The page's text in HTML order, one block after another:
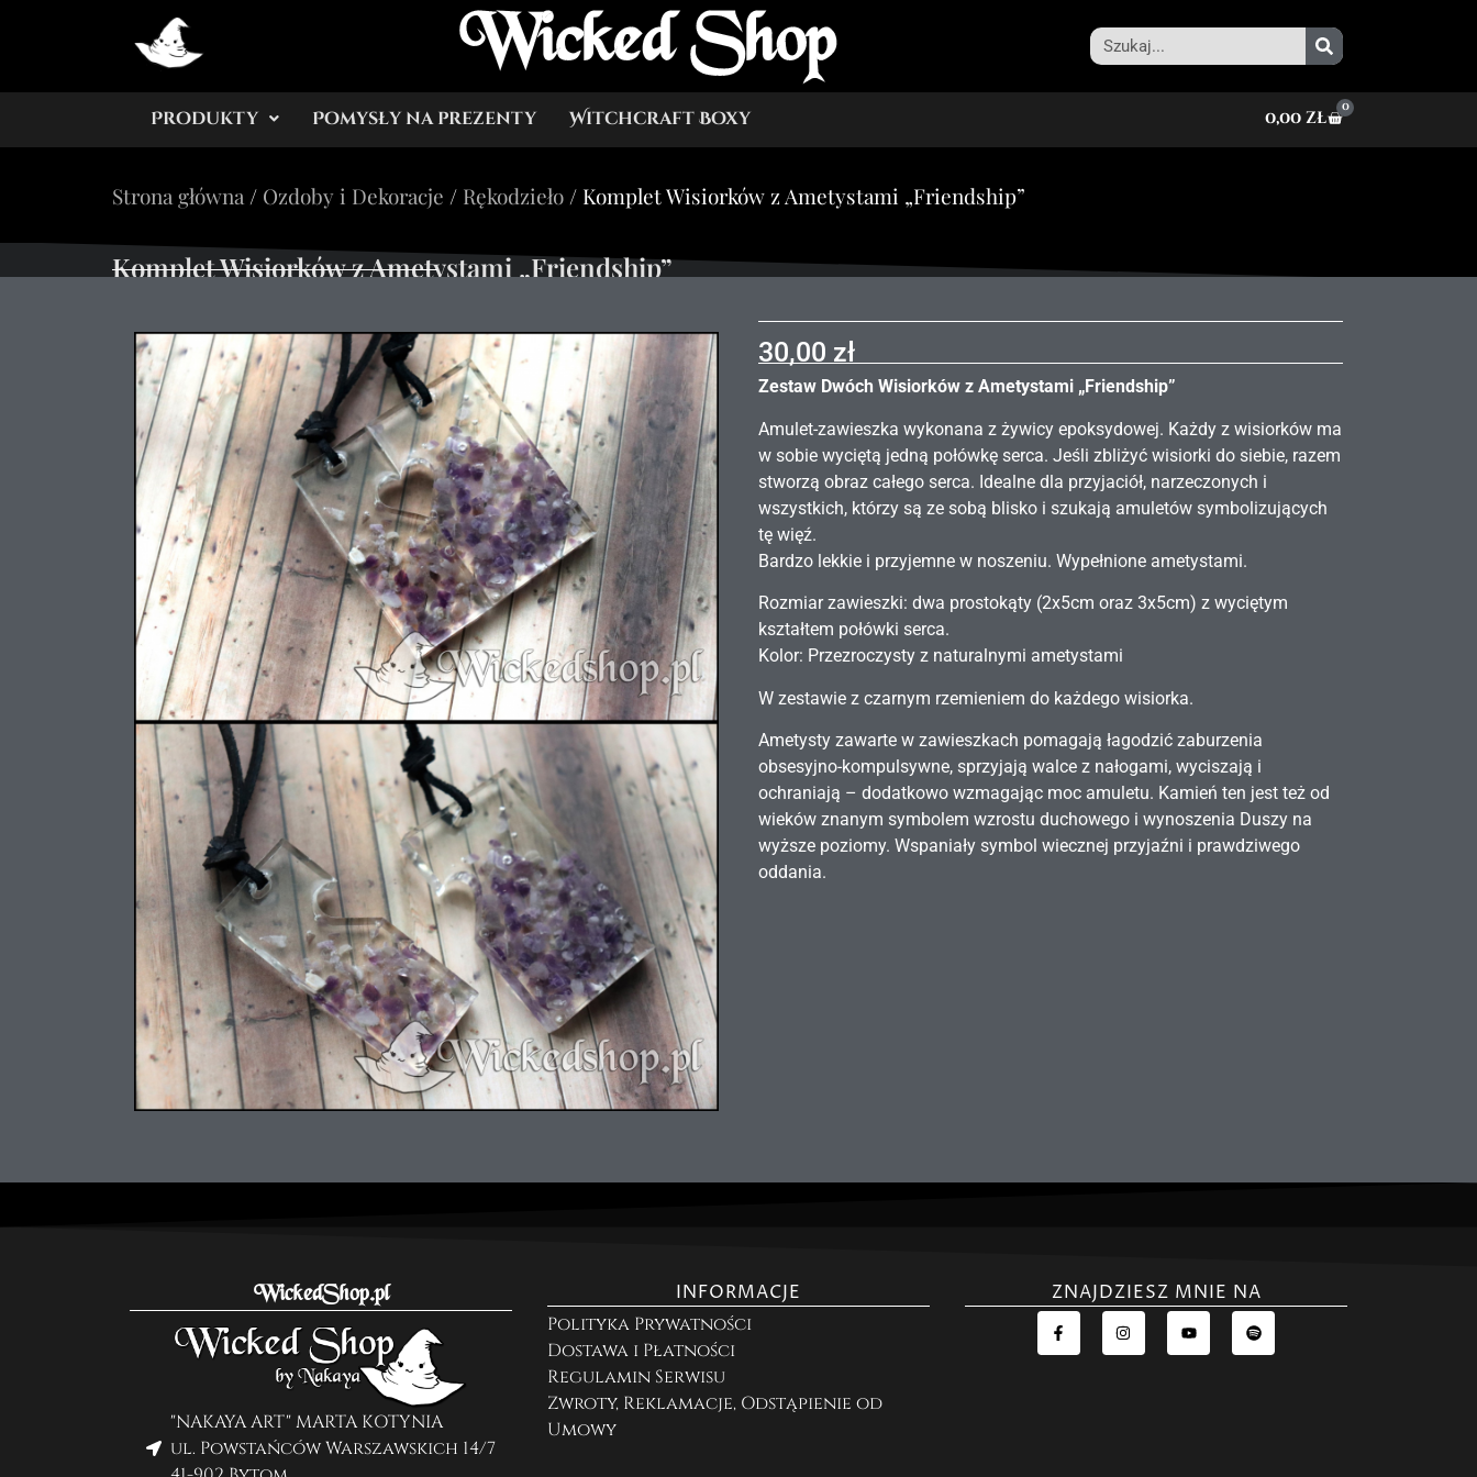
Wicked Shop
Produkty Pomysły na prezenty Witchcraft Boxy 0,00zł 0
Strona główna / Ozdoby i Dekoracje / Rękodzieło / Komplet Wisiorków z Ametystami „Friendship”
Komplet Wisiorków z Ametystami „Friendship”
30,00 zł
Zestaw Dwóch Wisiorków z Ametystami „Friendship”
Amulet-zawieszka wykonana z żywicy epoksydowej. Każdy z wisiorków ma
w sobie wyciętą jedną połówkę serca. Jeśli zbliżyć wisiorki do siebie, razem
stworzą obraz całego serca. Idealne dla przyjaciół, narzeczonych i
wszystkich, którzy są ze sobą blisko i szukają amuletów symbolizujących
tę więź.
Bardzo lekkie i przyjemne w noszeniu. Wypełnione ametystami.
Rozmiar zawieszki: dwa prostokąty (2x5cm oraz 3x5cm) z wyciętym
kształtem połówki serca.
Kolor: Przezroczysty z naturalnymi ametystami
W zestawie z czarnym rzemieniem do każdego wisiorka.
Ametysty zawarte w zawieszkach pomagają łagodzić zaburzenia
obsesyjno-kompulsywne, sprzyjają walce z nałogami, wyciszają i
ochraniają – dodatkowo wzmagając moc amuletu. Kamień ten jest też od
wieków znanym symbolem wzrostu duchowego i wynoszenia Duszy na
wyższe poziomy. Wspaniały symbol wiecznej przyjaźni i prawdziwego
oddania.
WickedShop.pl
"NAKAYA ART" MARTA KOTYNIA
ul. Powstańców Warszawskich 14/7
INFORMACJE
Polityka Prywatności
Dostawa i Płatności
Regulamin Serwisu
Zwroty, Reklamacje, Odstąpienie od
Umowy
ZNAJDZIESZ MNIE NA